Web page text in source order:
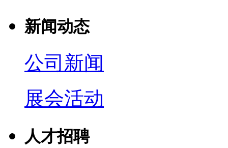
新闻动态
公司新闻
展会活动
人才招聘